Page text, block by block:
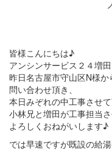
皆様こんにちは♪
アンシンサービス２４増田
昨日名古屋市守山区N様
問い合わせ頂き、
本日みぞれの中工事させて
小林兄と増田が工事担当
よろしくおねがいします♪
では早速ですが既設の給